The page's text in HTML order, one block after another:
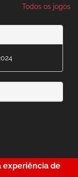
Todos os jogos
experiência de